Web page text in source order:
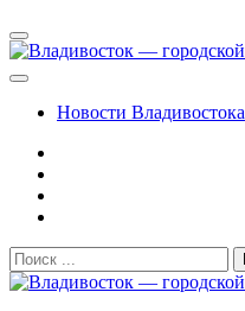
Новости Владивостока
Поиск: